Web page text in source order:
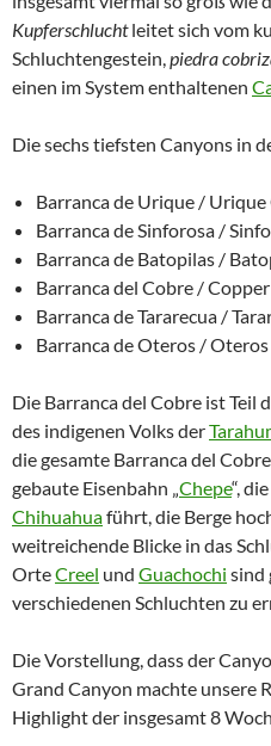
Kupferschluchtleitet sich vom
Schluchtengestein, piedra
einen im System enthaltenen
Die sechs tiefsten Canyons in
Barranca de Urique /
Barranca de Sinforosa /
Barranca de Batopilas /
Barranca del Cobre /
Barranca de Tararecua /
Barranca de Oteros /
Die Barranca del Cobre ist Teil
des indigenen Volks der
die gesamte Barranca del
gebaute Eisenbahn „ Chepe“,
Chihuahuaführt, die Berge
weitreichende Blicke in das
OrteCreel und Guachochi sind
verschiedenen Schluchten zu
Die Vorstellung, dass der
Grand Canyon machte unsere
Highlight der insgesamt 8